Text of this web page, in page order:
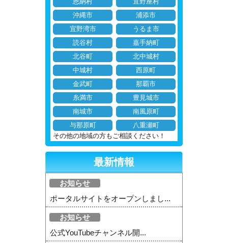
恩納村
宜野座村
沖縄市
浦添市
宜野湾市
うるま市
読谷村
嘉手納町
北谷町
北中城村
中城村
西原町
金武町
那覇市
糸満市
豊見城市
南城市
南風原町
与那原町
八重瀬町
その他の地域の方もご相談ください！
最新情報
お知らせ
ポータルサイトをオープンしまし...
お知らせ
公式YouTubeチャンネル開...